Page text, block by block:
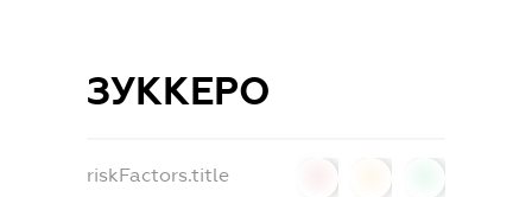
ЗУККЕРО
riskFactors.title